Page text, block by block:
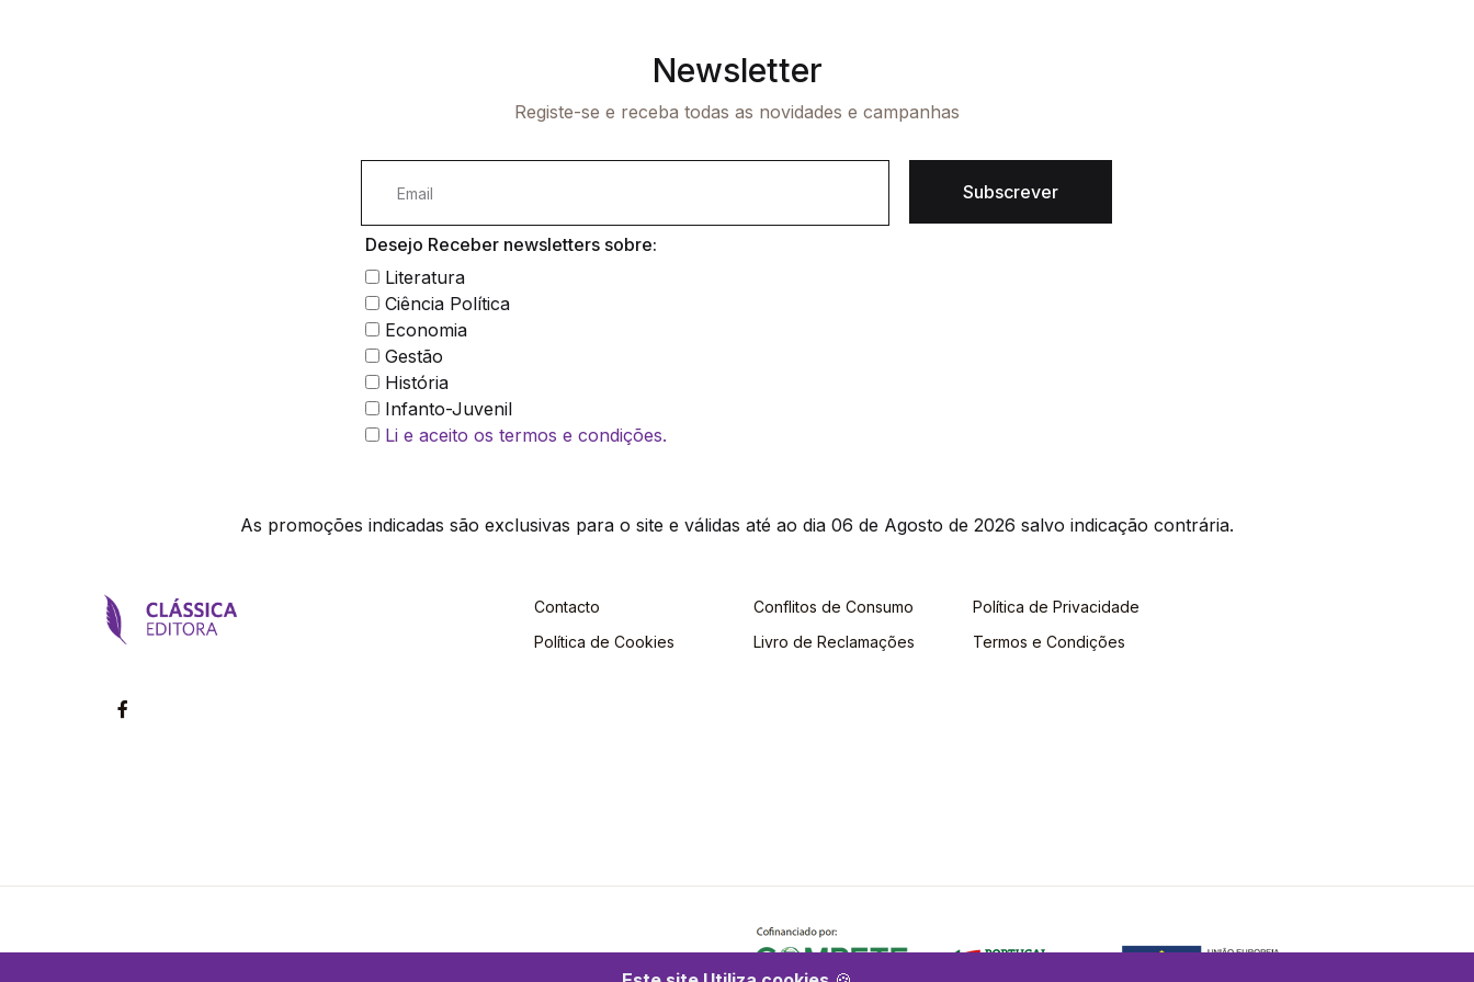
Newsletter
Registe-se e receba todas as novidades e campanhas
Subscrever
Desejo Receber newsletters sobre:
Literatura
Ciência Política
Economia
Gestão
História
Infanto-Juvenil
Li e aceito os termos e condições.
As promoções indicadas são exclusivas para o site e válidas até ao dia 06 de Agosto de 2026 salvo indicação contrária.
Contacto
Política de Cookies
Conflitos de Consumo
Livro de Reclamações
Política de Privacidade
Termos e Condições